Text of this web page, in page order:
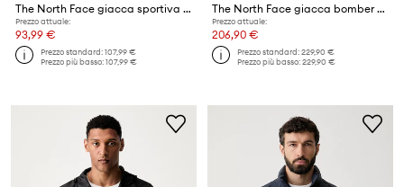
The North Face giacca sportiva FONTANALES WIND JACKET
Prezzo attuale:
93,99 €
Prezzo standard:107,99 €
Prezzo più basso:107,99 €
The North Face giacca bomber da uomo
Prezzo attuale:
206,90 €
Prezzo standard:229,90 €
Prezzo più basso:229,90 €